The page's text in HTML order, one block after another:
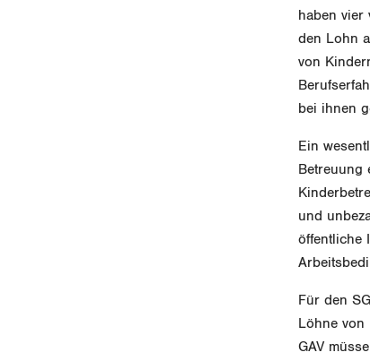
haben vier
den Lohn
von
bei ihnen
Ein
Betreuung
und
öffentliche
Für den
Löhne von
GAV